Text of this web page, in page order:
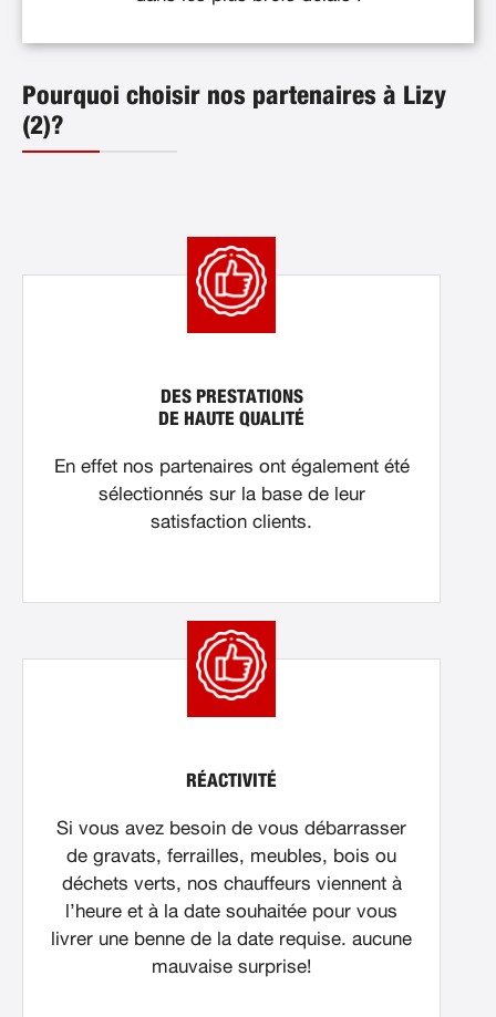
Pourquoi choisir nos partenaires à Lizy
(2)?
DES PRESTATIONS
DE HAUTE QUALITÉ
En effet nos partenaires ont également été
sélectionnés sur la base de leur
satisfaction clients.
RÉACTIVITÉ
Si vous avez besoin de vous débarrasser
de gravats, ferrailles, meubles, bois ou
déchets verts, nos chauffeurs viennent à
l’heure et à la date souhaitée pour vous
livrer une benne de la date requise. aucune
mauvaise surprise!